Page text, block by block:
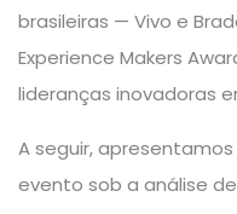
brasileiras — Vivo e
Experience Makers
lideranças inovadoras
A seguir,
evento sob a análise